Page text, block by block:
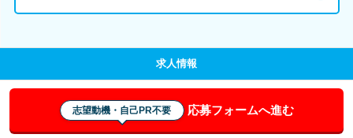
求人情報
志望動機・自己PR不要 応募フォームへ進む